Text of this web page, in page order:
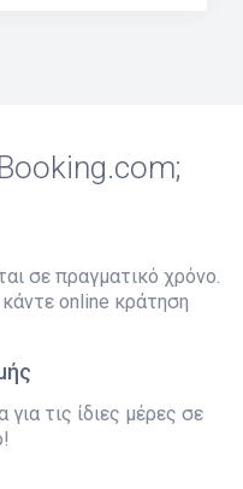
σε πραγματικό χρόνο.
κάντε online κράτηση
τις ίδιες μέρες σε